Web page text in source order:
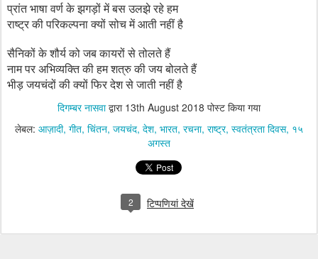
प्रांत भाषा वर्ण के झगड़ों में बस उलझे रहे हम
राष्ट्र की परिकल्पना क्यों सोच में आती नहीं है
सैनिकों के शौर्य को जब कायरों से तोलते हैं
नाम पर अभिव्यक्ति की हम शत्रु की जय बोलते हैं
भीड़ जयचंदों की क्यों फिर देश से जाती नहीं है
दिगम्बर नासवाद्वारा 13th August 2018 पोस्ट किया गया
लेबल: आज़ादी गीत चिंतन जयचंद देश भारत रचना राष्ट्र स्वतंत्रता दिवस १५
अगस्त
2 टिप्पणियां देखें